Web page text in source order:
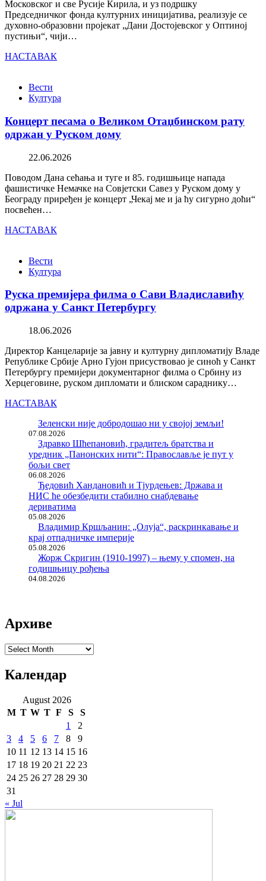
Московског и све Русије Кирила, и уз подршку
Председничког фонда културних иницијатива, реализује се
духовно-образовни пројекат „Дани Достојевског у Оптиној
пустињи“, чији…
НАСТАВАК
Вести
Култура
Концерт песама о Великом Отаџбинском рату
одржан у Руском дому
22.06.2026
Поводом Дана сећања и туге и 85. годишњице напада
фашистичке Немачке на Совјетски Савез у Руском дому у
Београду приређен је концерт „Чекај ме и ја ћу сигурно доћи“
посвећен…
НАСТАВАК
Вести
Култура
Руска премијера филма о Сави Владиславићу
одржана у Санкт Петербургу
18.06.2026
Директор Канцеларије за јавну и културну дипломатију Владе
Републике Србије Арно Гујон присуствовао је синоћ у Санкт
Петербургу премијери документарног филма о Србину из
Херцеговине, руском дипломати и блиском сараднику…
НАСТАВАК
Зеленски није добродошао ни у својој земљи!
07.08.2026
Здравко Шћепановић, градитељ братства и
уредник „Панонских нити“: Православље је пут у
бољи свет
06.08.2026
Ђедовић Хандановић и Тјурдењев: Држава и
НИС ће обезбедити стабилно снабдевање
дериватима
05.08.2026
Владимир Кршљанин: „Олуја“, раскринкавање и
крај отпадничке империје
05.08.2026
Жорж Скригин (1910-1997) – њему у спомен, на
годишњицу рођења
04.08.2026
Архиве
Архиве
Календар
August 2026
M T W T F S
S
1
2
3
4 5 6 7 8
9
10 11 12 13 14 15 16
17 18 19 20 21 22 23
24 25 26 27 28 29 30
31
« Jul